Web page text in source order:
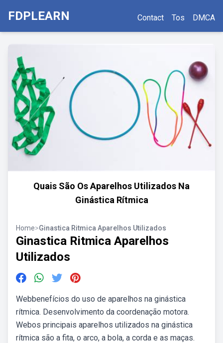
FDPLEARN Contact Tos DMCA
Quais São Os Aparelhos Utilizados Na
Ginástica Rítmica
Home>Ginastica Ritmica Aparelhos Utilizados
Ginastica Ritmica Aparelhos
Utilizados
Webbenefícios do uso de aparelhos na ginástica
rítmica. Desenvolvimento da coordenação motora.
Webos principais aparelhos utilizados na ginástica
rítmica são a fita, o arco, a bola, a corda e as maças.